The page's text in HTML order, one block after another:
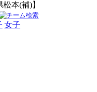
本(補)】
女子